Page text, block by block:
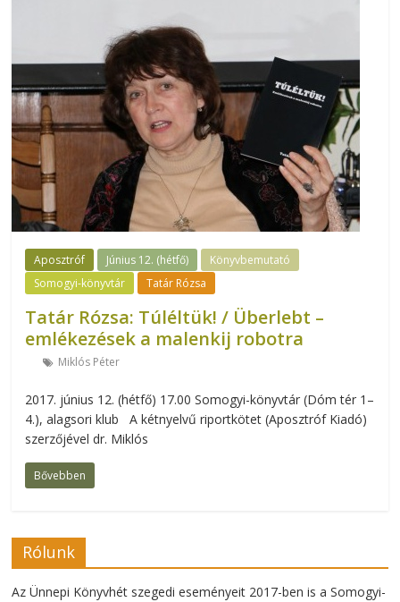
Aposztróf Június 12. (hétfő)
Könyvbemutató
Somogyi-könyvtár
Tatár Rózsa
Tatár Rózsa: Túléltük! / Überlebt –
emlékezések a malenkij robotra
Miklós Péter
2017. június 12. (hétfő) 17.00 Somogyi-könyvtár (Dóm tér 1–
4.), alagsori klub A kétnyelvű riportkötet (Aposztróf Kiadó)
szerzőjével dr. Miklós
Bővebben
Rólunk
Az Ünnepi Könyvhét szegedi eseményeit 2017-ben is a Somogyi-